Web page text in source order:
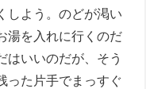
しよう。のどが渇い
湯を入れに行くのだ
はいいのだが、そう
った片手でまっすぐ